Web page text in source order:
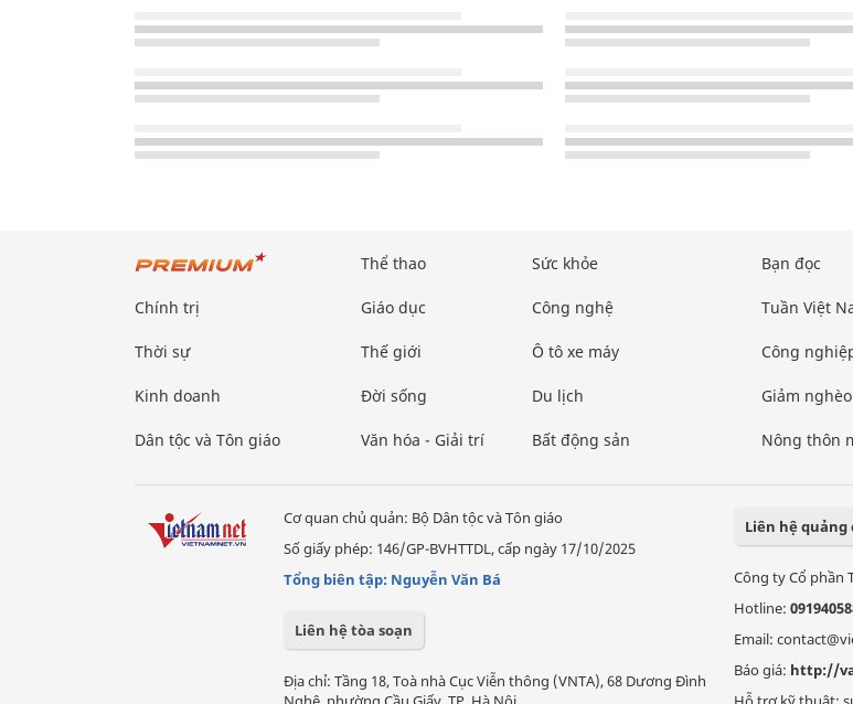
Chính trị
Thời sự
Kinh doanh
Dân tộc và Tôn giáo
Thể thao
Giáo dục
Thế giới
Đời sống
Văn hóa - Giải trí
Sức khỏe
Công nghệ
Ô tô xe máy
Du lịch
Bất động sản
Bạn đọc
Tuần Việt
Công
Giảm
Nông thôn
Cơ quan chủ quản: Bộ Dân tộc và Tôn giáo
Số giấy phép: 146/GP-BVHTTDL, cấp ngày 17/10/2025
Tổng biên tập: Nguyễn Văn Bá
Liên hệ tòa soạn
Địa chỉ: Tầng 18, Toà nhà Cục Viễn thông (VNTA), 68 Dương Đình
Liên hệ quảng
Công ty Cổ phần
Hotline:
Email:
Báo giá: http://